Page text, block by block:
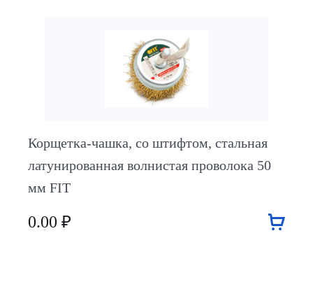
Корщетка-чашка, со штифтом, стальная
латунированная волнистая проволока 50
мм FIT
0.00 ₽